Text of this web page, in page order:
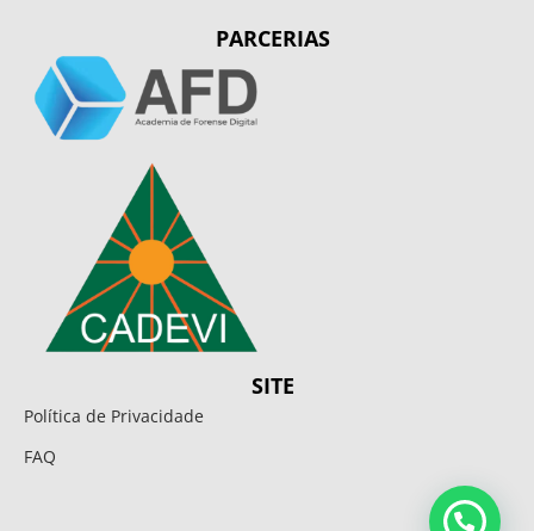
PARCERIAS
SITE
Política de Privacidade
FAQ